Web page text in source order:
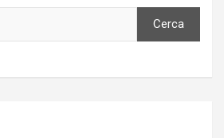
Cerca